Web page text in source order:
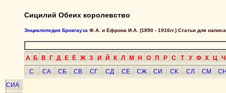
Сицилий Обеих королевство
Энциклопедия Брокгауза Ф.А. и Ефрона И.А. (1890 - 1916гг.) Статьи для
А Б В Г Д Е Ё Ж З И Й К Л М Н О П Р С Т У Ф Х Ц Ч
С
СА СБ СВ СГ СД СЕ СЖ СИ СК СЛ СМ
СИА